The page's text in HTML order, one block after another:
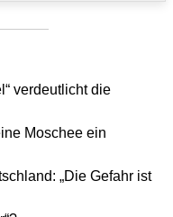
verdeutlicht die
Moschee ein
„Die Gefahr ist